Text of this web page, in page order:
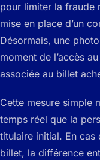
pour limiter la fraude
mise en place d’un
Désormais, une
moment de l’accès
associée au billet
Cette mesure simple
temps réel que la
titulaire initial. En cas
billet, la différence